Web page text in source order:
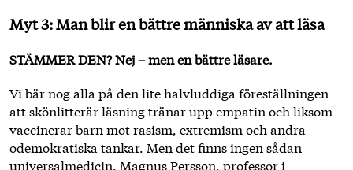
Myt 3: Man blir en bättre människa av att läsa
STÄMMER DEN?Nej – men en bättre läsare.
Vi bär nog alla på den lite halvluddiga föreställningen
att skönlitterär läsning tränar upp empatin och liksom
vaccinerar barn mot rasism, extremism och andra
odemokratiska tankar. Men det finns ingen sådan
universalmedicin. Magnus Persson, professor i